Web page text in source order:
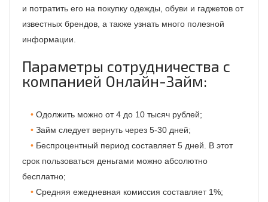
и потратить его на покупку одежды, обуви и гаджетов от
известных брендов, а также узнать много полезной
информации.
Параметры сотрудничества с
компанией Онлайн-Займ:
Одолжить можно от 4 до 10 тысяч рублей;
Займ следует вернуть через 5-30 дней;
Беспроцентный период составляет 5 дней. В этот
срок пользоваться деньгами можно абсолютно
бесплатно;
Средняя ежедневная комиссия составляет 1%;